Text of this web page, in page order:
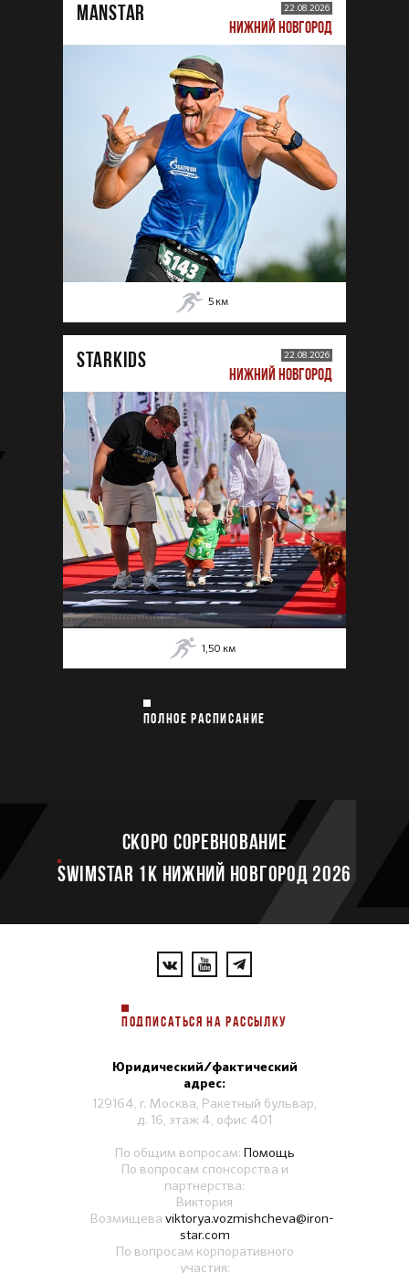
MANSTAR 22.08.2026
НИЖНИЙ НОВГОРОД
5 км
STARKIDS 22.08.2026
НИЖНИЙ НОВГОРОД
1,50 км
ПОЛНОЕ РАСПИСАНИЕ
Скоро соревнование
SWIMSTAR 1K НИЖНИЙ НОВГОРОД 2026
ПОДПИСАТЬСЯ НА РАССЫЛКУ
Юридический/фактический
адрес:
129164, г. Москва, Ракетный бульвар,
д. 16, этаж 4, офис 401
По общим вопросам: Помощь
По вопросам спонсорства и
партнерства:
Виктория
Возмищева viktorya.vozmishcheva@iron-
star.com
По вопросам корпоративного
участия: